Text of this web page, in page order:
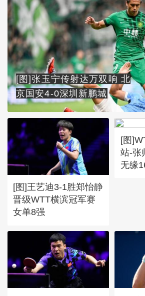
[图]张玉宁传射达万双响 北
京国安4-0深圳新鹏城
[图]王艺迪3-1胜郑怡静
晋级WTT横滨冠军赛
女单8强
[图
站-张
无缘